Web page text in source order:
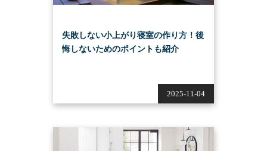
2025-11-04
失敗しない小上がり寝室の作り方！後
悔しないためのポイントも紹介